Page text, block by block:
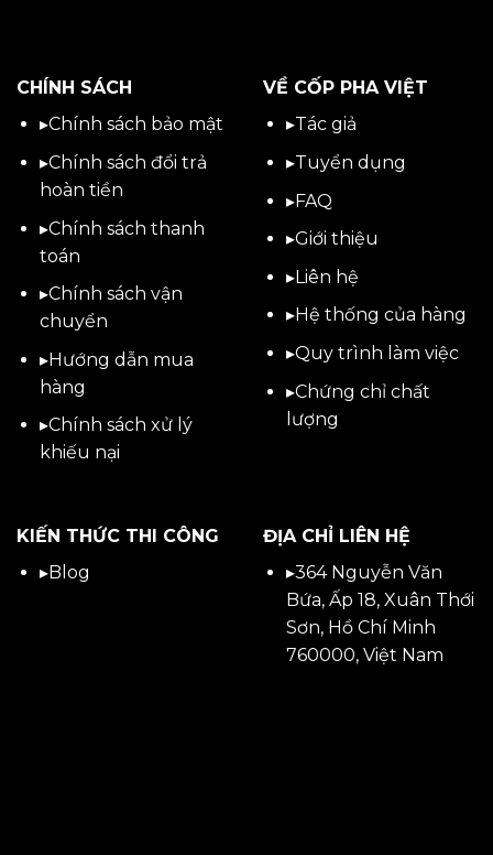
CHÍNH SÁCH
▸Chính sách bảo mật
▸Chính sách đổi trả
hoàn tiền
▸Chính sách thanh
toán
▸Chính sách vận
chuyển
▸Hướng dẫn mua
hàng
▸Chính sách xử lý
khiếu nại
VỀ CỐP PHA VIỆT
▸Tác giả
▸Tuyển dụng
▸FAQ
▸Giới thiệu
▸Liên hệ
▸Hệ thống của hàng
▸Quy trình làm việc
▸Chứng chỉ chất
lượng
KIẾN THỨC THI CÔNG
▸Blog
ĐỊA CHỈ LIÊN HỆ
▸364 Nguyễn Văn
Bứa, Ấp 18, Xuân Thới
Sơn, Hồ Chí Minh
760000, Việt Nam